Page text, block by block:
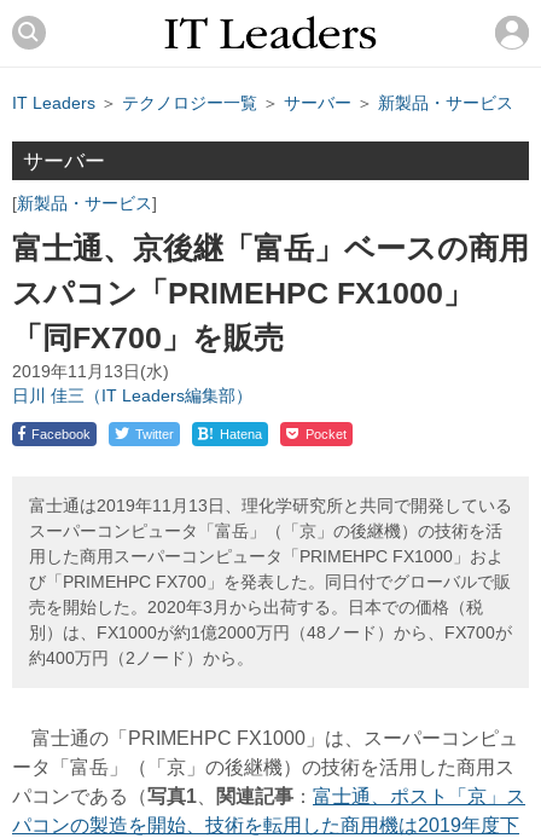
IT Leaders ＞ テクノロジー一覧 ＞ サーバー ＞ 新製品・サービス
サーバー
新製品・サービス
富士通、京後継「富岳」ベースの商用
スパコン「PRIMEHPC FX1000」
「同FX700」を販売
2019年11月13日(水)
日川 佳三（IT Leaders編集部）
Facebook Twitter ! Hatena Pocket
富士通は2019年11月13日、理化学研究所と共同で開発している
スーパーコンピュータ「富岳」（「京」の後継機）の技術を活
用した商用スーパーコンピュータ「PRIMEHPC FX1000」およ
び「PRIMEHPC FX700」を発表した。同日付でグローバルで販
売を開始した。2020年3月から出荷する。日本での価格（税
別）は、FX1000が約1億2000万円（48ノード）から、FX700が
約400万円（2ノード）から。
富士通の「PRIMEHPC FX1000」は、スーパーコンピュ
ータ「富岳」（「京」の後継機）の技術を活用した商用ス
パコンである（写真1 関連記事 ： 富士通、ポスト「京」ス
パコンの製造を開始、技術を転用した商用機は2019年度下